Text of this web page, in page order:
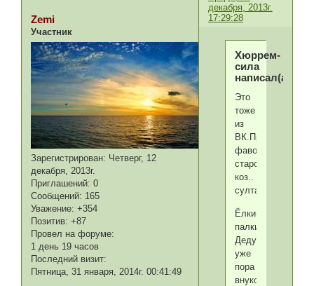
декабря, 2013г.
17:29:28
Zemi
Участник
Зарегистрирован: Четверг, 12
декабря, 2013г.
Приглашений: 0
Сообщений: 165
Уважение: +354
Позитив: +87
Провел на форуме:
1 день 19 часов
Последний визит:
Пятница, 31 января, 2014г. 00:41:49
Хюррем-
сила
написал(а):
Это
тоже
из
фаворитка
старого
коз..
султана?
Ёлки-
палки!
Деду
уже
пора
внуков